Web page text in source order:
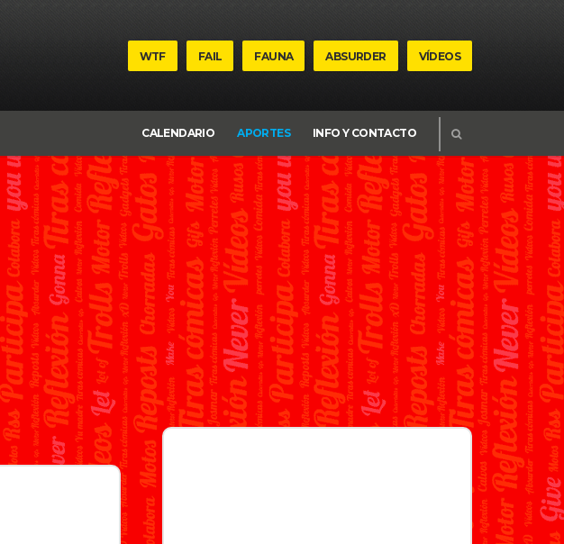
WTF FAIL FAUNA ABSURDER VÍDEOS
BUSCAR
CALENDARIO
APORTES INFO Y CONTACTO